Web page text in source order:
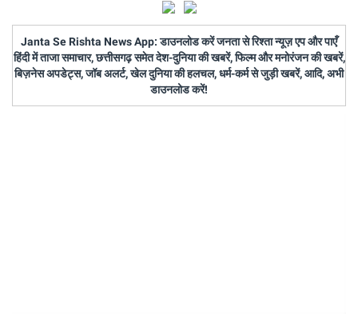
Janta Se Rishta News App: डाउनलोड करें जनता से रिश्ता न्यूज़ एप और पाएँ
हिंदी में ताजा समाचार, छत्तीसगढ़ समेत देश-दुनिया की खबरें, फिल्म और मनोरंजन की खबरें,
बिज़नेस अपडेट्स, जॉब अलर्ट, खेल दुनिया की हलचल, धर्म-कर्म से जुड़ी खबरें, आदि, अभी
डाउनलोड करें!